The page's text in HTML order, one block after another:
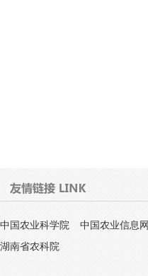
中国农业科学院 中国农业信息网
湖南省农科院